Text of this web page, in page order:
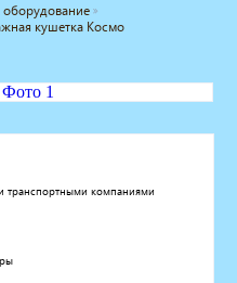
кушетка Космо
транспортными компаниями